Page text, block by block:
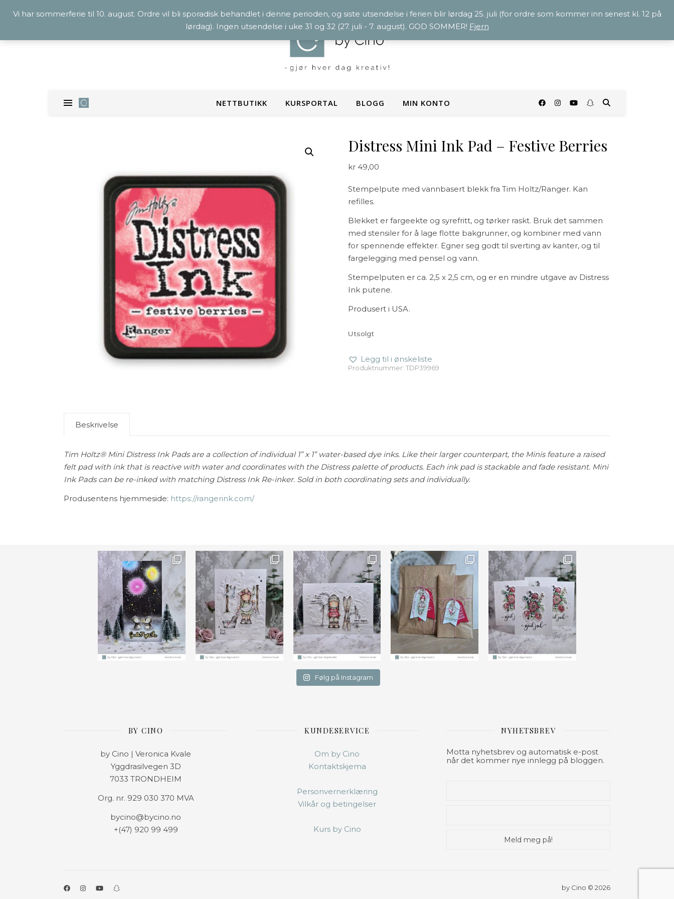
NETTBUTIKK KURSPORTAL BLOGG MIN KONTO
Distress Mini Ink Pad – Festive Berries
kr49,00
Stempelpute med vannbasert blekk fra Tim Holtz/Ranger. Kan
refilles.
Blekket er fargeekte og syrefritt, og tørker raskt. Bruk det sammen
med stensiler for å lage flotte bakgrunner, og kombiner med vann
for spennende effekter. Egner seg godt til sverting av kanter, og til
fargelegging med pensel og vann.
Stempelputen er ca. 2,5 x 2,5 cm, og er en mindre utgave av Distress
Ink putene.
Produsert i USA.
Utsolgt
Legg til i ønskeliste
Produktnummer: TDP39969
Beskrivelse
Tim Holtz® Mini Distress Ink Pads are a collection of individual 1” x 1” water-based dye inks. Like their larger counterpart, the Minis feature a raised
felt pad with ink that is reactive with water and coordinates with the Distress palette of products. Each ink pad is stackable and fade resistant. Mini
Ink Pads can be re-inked with matching Distress Ink Re-inker. Sold in both coordinating sets and individually.
Produsentens hjemmeside: https://rangerink.com/
Ønsk Farge
Følg på Instagram
BY CINO
by Cino | Veronica Kvale
Yggdrasilvegen 3D
7033 TRONDHEIM
Org. nr. 929 030 370 MVA
bycino@bycino.no
+(47) 920 99 499
KUNDESERVICE
Om by Cino
Kontaktskjema
Personvernerklæring
Vilkår og betingelser
Kurs by Cino
NYHETSBREV
Motta nyhetsbrev og automatisk e-post
når det kommer nye innlegg på bloggen.
by Cino © 2026
Vi har sommerferie til 10. august. Ordre vil bli sporadisk behandlet i denne perioden, og siste utsendelse i ferien blir lørdag 25. juli (for ordre som kommer inn senest kl. 12 på
lørdag). Ingen utsendelse i uke 31 og 32 (27. juli - 7. august). GOD SOMMER! Fjern